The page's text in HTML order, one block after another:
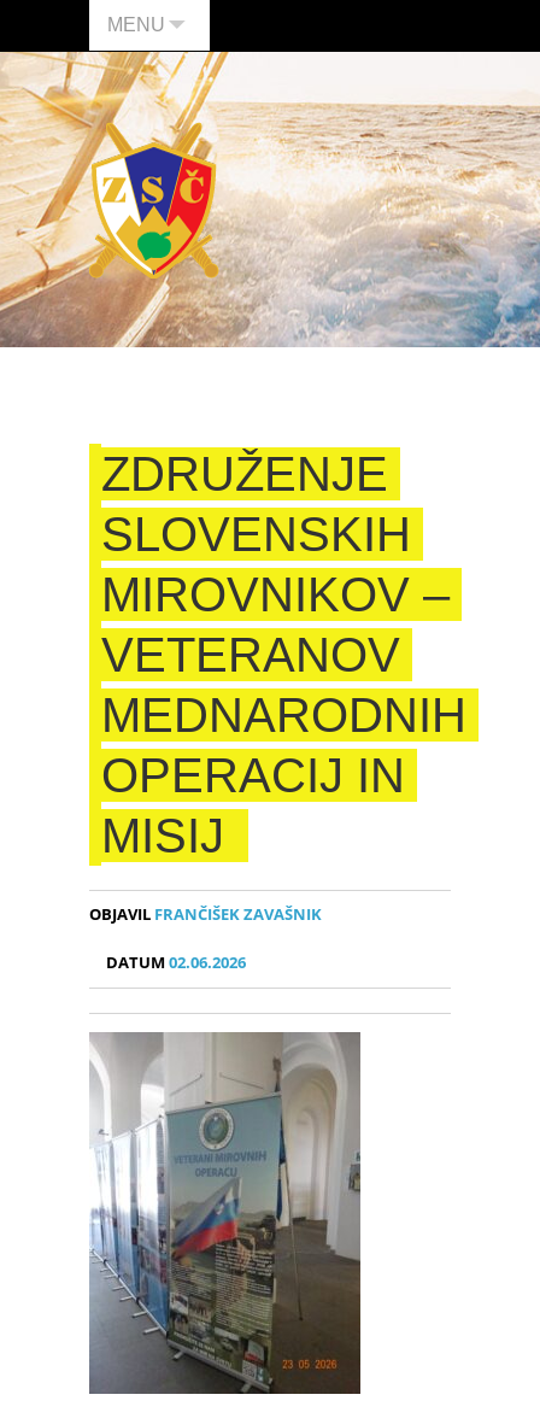
MENU
ZDRUŽENJE
SLOVENSKIH
MIROVNIKOV –
VETERANOV
MEDNARODNIH
OPERACIJ IN
MISIJ
OBJAVIL FRANČIŠEK ZAVAŠNIK
DATUM02.06.2026